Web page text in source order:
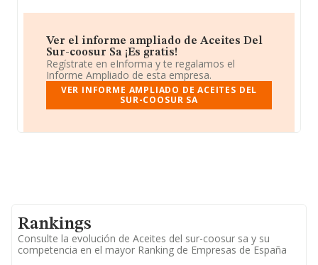
Ver el informe ampliado de Aceites Del
Sur-coosur Sa ¡Es gratis!
Regístrate en eInforma y te regalamos el
Informe Ampliado de esta empresa.
VER INFORME AMPLIADO DE ACEITES DEL
SUR-COOSUR SA
Rankings
Consulte la evolución de Aceites del sur-coosur sa y su
competencia en el mayor Ranking de Empresas de España